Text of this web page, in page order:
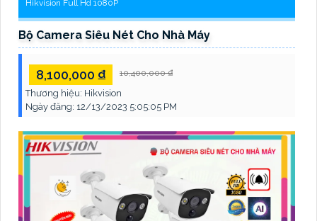
Hikvision Full Hd 1080P
Bộ Camera Siêu Nét Cho Nhà Máy
8,100,000 ₫ 10,400,000 ₫
Thương hiệu: Hikvision
Ngày đăng: 12/13/2023 5:05:05 PM